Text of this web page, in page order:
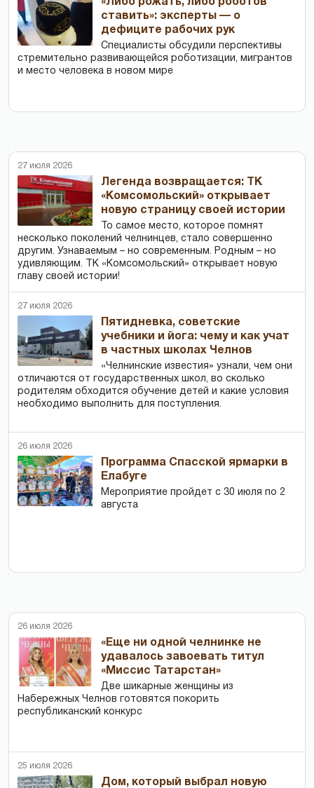
«Либо рожать, либо роботов
ставить»: эксперты — о
дефиците рабочих рук
Специалисты обсудили перспективы
стремительно развивающейся роботизации, мигрантов
и место человека в новом мире
27 июля 2026
Легенда возвращается: ТК
«Комсомольский» открывает
новую страницу своей истории
То самое место, которое помнят
несколько поколений челнинцев, стало совершенно
другим. Узнаваемым – но современным. Родным – но
удивляющим. ТК «Комсомольский» открывает новую
главу своей истории!
27 июля 2026
Пятидневка, советские
учебники и йога: чему и как учат
в частных школах Челнов
«Челнинские известия» узнали, чем они
отличаются от государственных школ, во сколько
родителям обходится обучение детей и какие условия
необходимо выполнить для поступления.
26 июля 2026
Программа Спасской ярмарки в
Елабуге
Мероприятие пройдет с 30 июля по 2
августа
26 июля 2026
«Еще ни одной челнинке не
удавалось завоевать титул
«Миссис Татарстан»
Две шикарные женщины из
Набережных Челнов готовятся покорить
республиканский конкурс
25 июля 2026
Дом, который выбрал новую